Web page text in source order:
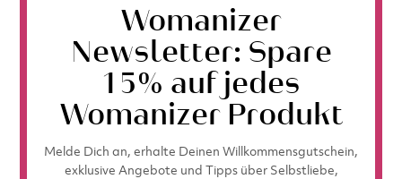
Womanizer
Newsletter: Spare
15% auf jedes
Womanizer Produkt
Melde Dich an, erhalte Deinen Willkommensgutschein,
exklusive Angebote und Tipps über Selbstliebe,